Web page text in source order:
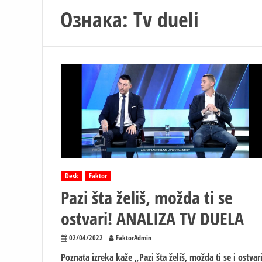
Ознака: Tv dueli
Desk Faktor
Pazi šta želiš, možda ti se
ostvari! ANALIZA TV DUELA
02/04/2022 FaktorAdmin
Poznata izreka kaže „Pazi šta želiš, možda ti se i